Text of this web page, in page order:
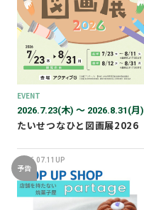
EVENT
2026.7.23(木) 〜 2026.8.31(月)
たいせつなひと図画展2026
2026.07.11UP
予告